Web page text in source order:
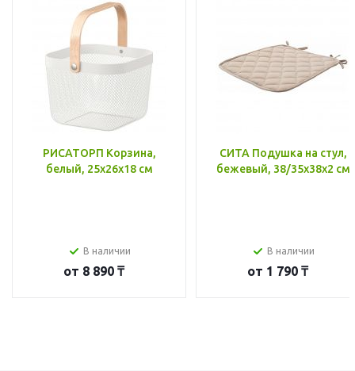
РИСАТОРП Корзина,
белый, 25x26x18 см
В наличии
от 8 890 ₸
СИТА Подушка на стул,
бежевый, 38/35x38x2 см
В наличии
от 1 790 ₸